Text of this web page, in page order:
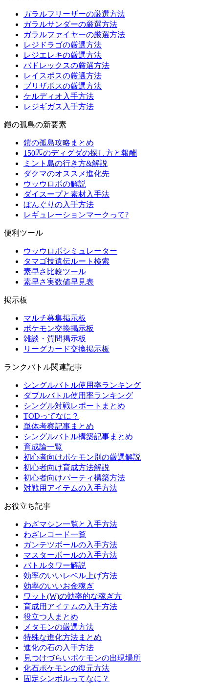
ガラルフリーザーの厳選方法
ガラルサンダーの厳選方法
ガラルファイヤーの厳選方法
レジドラゴの厳選方法
レジエレキの厳選方法
バドレックスの厳選方法
レイスポスの厳選方法
ブリザポスの厳選方法
ケルディオ入手方法
レジギガス入手方法
鎧の孤島の新要素
鎧の孤島攻略まとめ
150匹のディグダの探し方と報酬
ミント島の行き方&解説
ダクマのオススメ進化先
ウッウロボの解説
ダイスープと素材入手法
ぼんぐりの入手方法
レギュレーションマークって?
便利ツール
ウッウロボシミュレーター
タマゴ技遺伝ルート検索
素早さ比較ツール
素早さ実数値早見表
掲示板
マルチ募集掲示板
ポケモン交換掲示板
雑談・質問掲示板
リーグカード交換掲示板
ランクバトル関連記事
シングルバトル使用率ランキング
ダブルバトル使用率ランキング
シングル対戦レポートまとめ
TODってなに？
単体考察記事まとめ
シングルバトル構築記事まとめ
育成論一覧
初心者向けポケモン別の厳選解説
初心者向け育成方法解説
初心者向けパーティ構築方法
対戦用アイテムの入手方法
お役立ち記事
わざマシン一覧と入手方法
わざレコード一覧
ガンテツボールの入手方法
マスターボールの入手方法
バトルタワー解説
効率のいいレベル上げ方法
効率のいいお金稼ぎ
ワット(W)の効率的な稼ぎ方
育成用アイテムの入手方法
役立つ人まとめ
メタモンの厳選方法
特殊な進化方法まとめ
進化の石の入手方法
見つけづらいポケモンの出現場所
化石ポケモンの復元方法
固定シンボルってなに？